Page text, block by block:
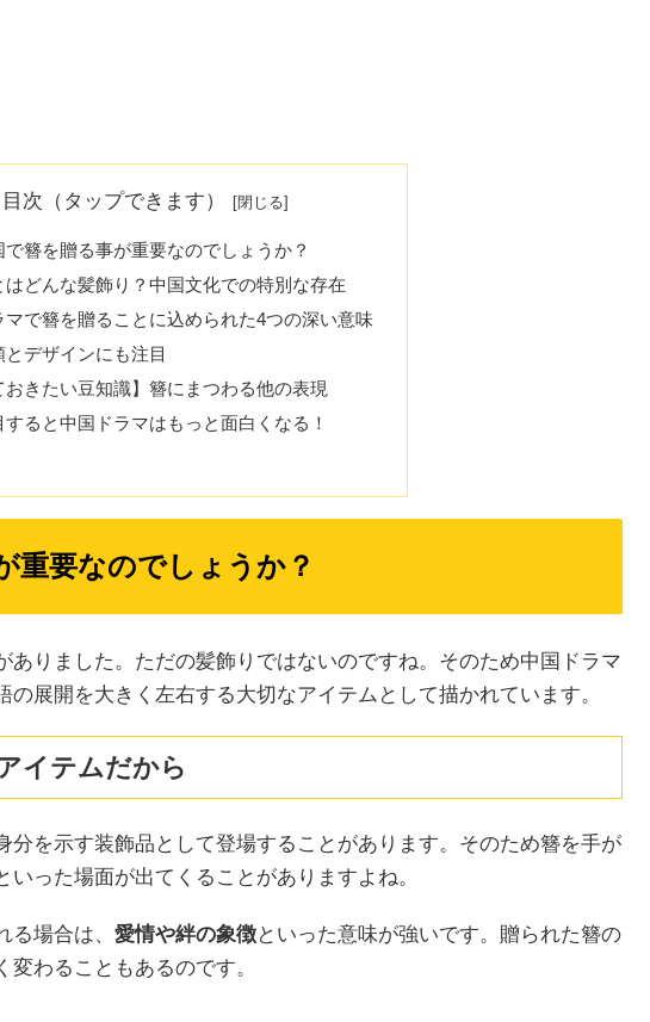
目次（タップできます）
で簪を贈る事が重要なのでしょうか？
はどんな髪飾り？中国文化での特別な存在
マで簪を贈ることに込められた4つの深い意味
とデザインにも注目
おきたい豆知識】簪にまつわる他の表現
すると中国ドラマはもっと面白くなる！
重要なのでしょうか？
ありました。ただの髪飾りではないのですね。そのため中国ドラマ
展開を大きく左右する大切なアイテムとして描かれています。
イテムだから
分を示す装飾品として登場することがあります。そのため簪を手が
った場面が出てくることがありますよね。
場合は、 愛情や絆の象徴といった意味が強いです。贈られた簪の
わることもあるのです。